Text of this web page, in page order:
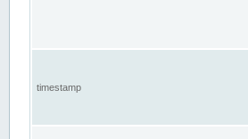
timestamp